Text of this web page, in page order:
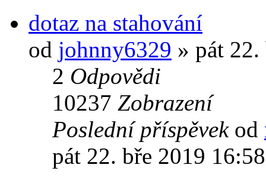
dotaz na stahování
od johnny6329 » pát
2 Odpovědi
10237 Zobrazení
Poslední příspěvek od
pát 22. bře 2019